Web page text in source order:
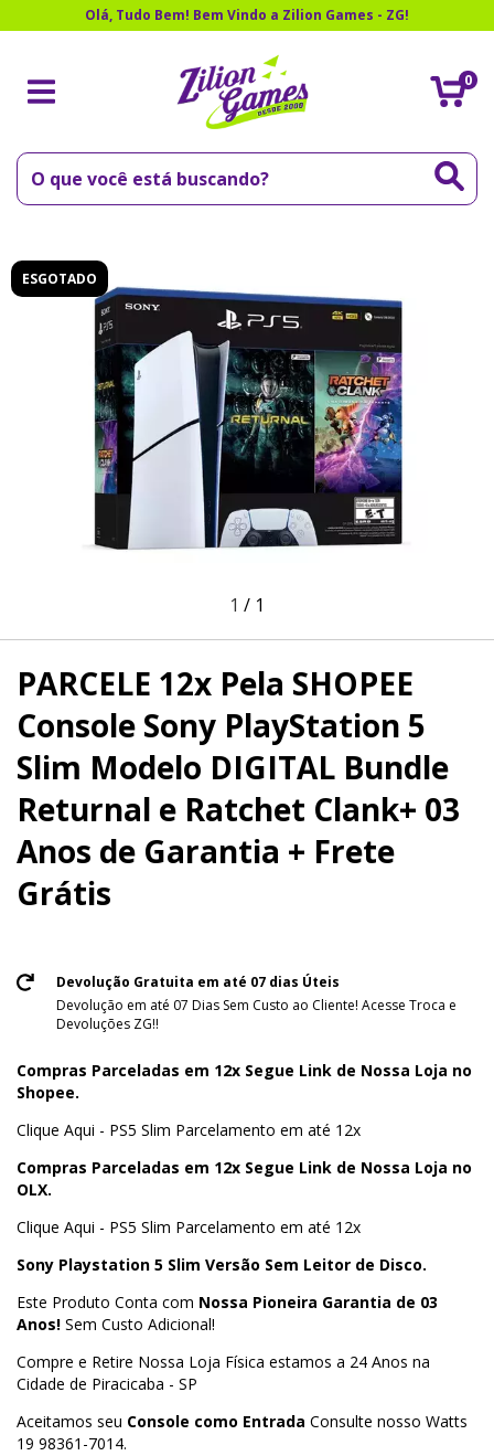
Olá, Tudo Bem! Bem Vindo a Zilion Games - ZG!
0
ESGOTADO
1 / 1
PARCELE 12x Pela SHOPEE
Console Sony PlayStation 5
Slim Modelo DIGITAL Bundle
Returnal e Ratchet Clank+ 03
Anos de Garantia + Frete
Grátis
Devolução Gratuita em até 07 dias Úteis
Devolução em até 07 Dias Sem Custo ao Cliente! Acesse Troca e
Devoluções ZG!!
Compras Parceladas em 12x Segue Link de Nossa Loja no
Shopee.
Clique Aqui - PS5 Slim Parcelamento em até 12x
Compras Parceladas em 12x Segue Link de Nossa Loja no
OLX.
Clique Aqui - PS5 Slim Parcelamento em até 12x
Sony Playstation 5 Slim Versão Sem Leitor de Disco.
Este Produto Conta com Nossa Pioneira Garantia de 03
Anos! Sem Custo Adicional!
Compre e Retire Nossa Loja Física estamos a 24 Anos na
Cidade de Piracicaba - SP
Aceitamos seu Console como Entrada Consulte nosso Watts
19 98361-7014.